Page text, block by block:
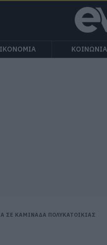
ΚΟΙΝΩΝΙΑ
ΣΕ ΚΑΜΙΝΑΔΑ ΠΟΛΥΚΑΤΟΙΚΙΑΣ